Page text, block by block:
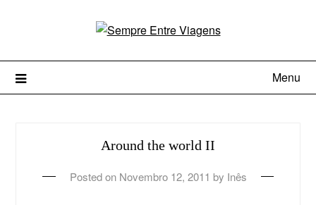
Menu
Around the world II
Posted on Novembro 12, 2011 by Inês